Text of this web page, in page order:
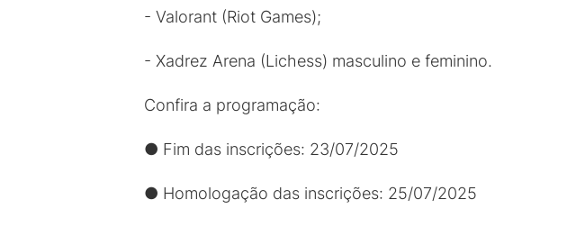
- Valorant (Riot Games);
- Xadrez Arena (Lichess) masculino e feminino.
Confira a programação:
● Fim das inscrições: 23/07/2025
● Homologação das inscrições: 25/07/2025